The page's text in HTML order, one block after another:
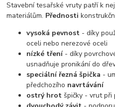
Stavební tesařské vruty patří k
materiálům. Přednosti
vysoká pevnost - díky
oceli nebo nerezové oceli
nízké tření- díky
usnadňuje pronikání do
speciální řezná špička -
předchozího navrtávání
ostrý hrot špičky - vrut při